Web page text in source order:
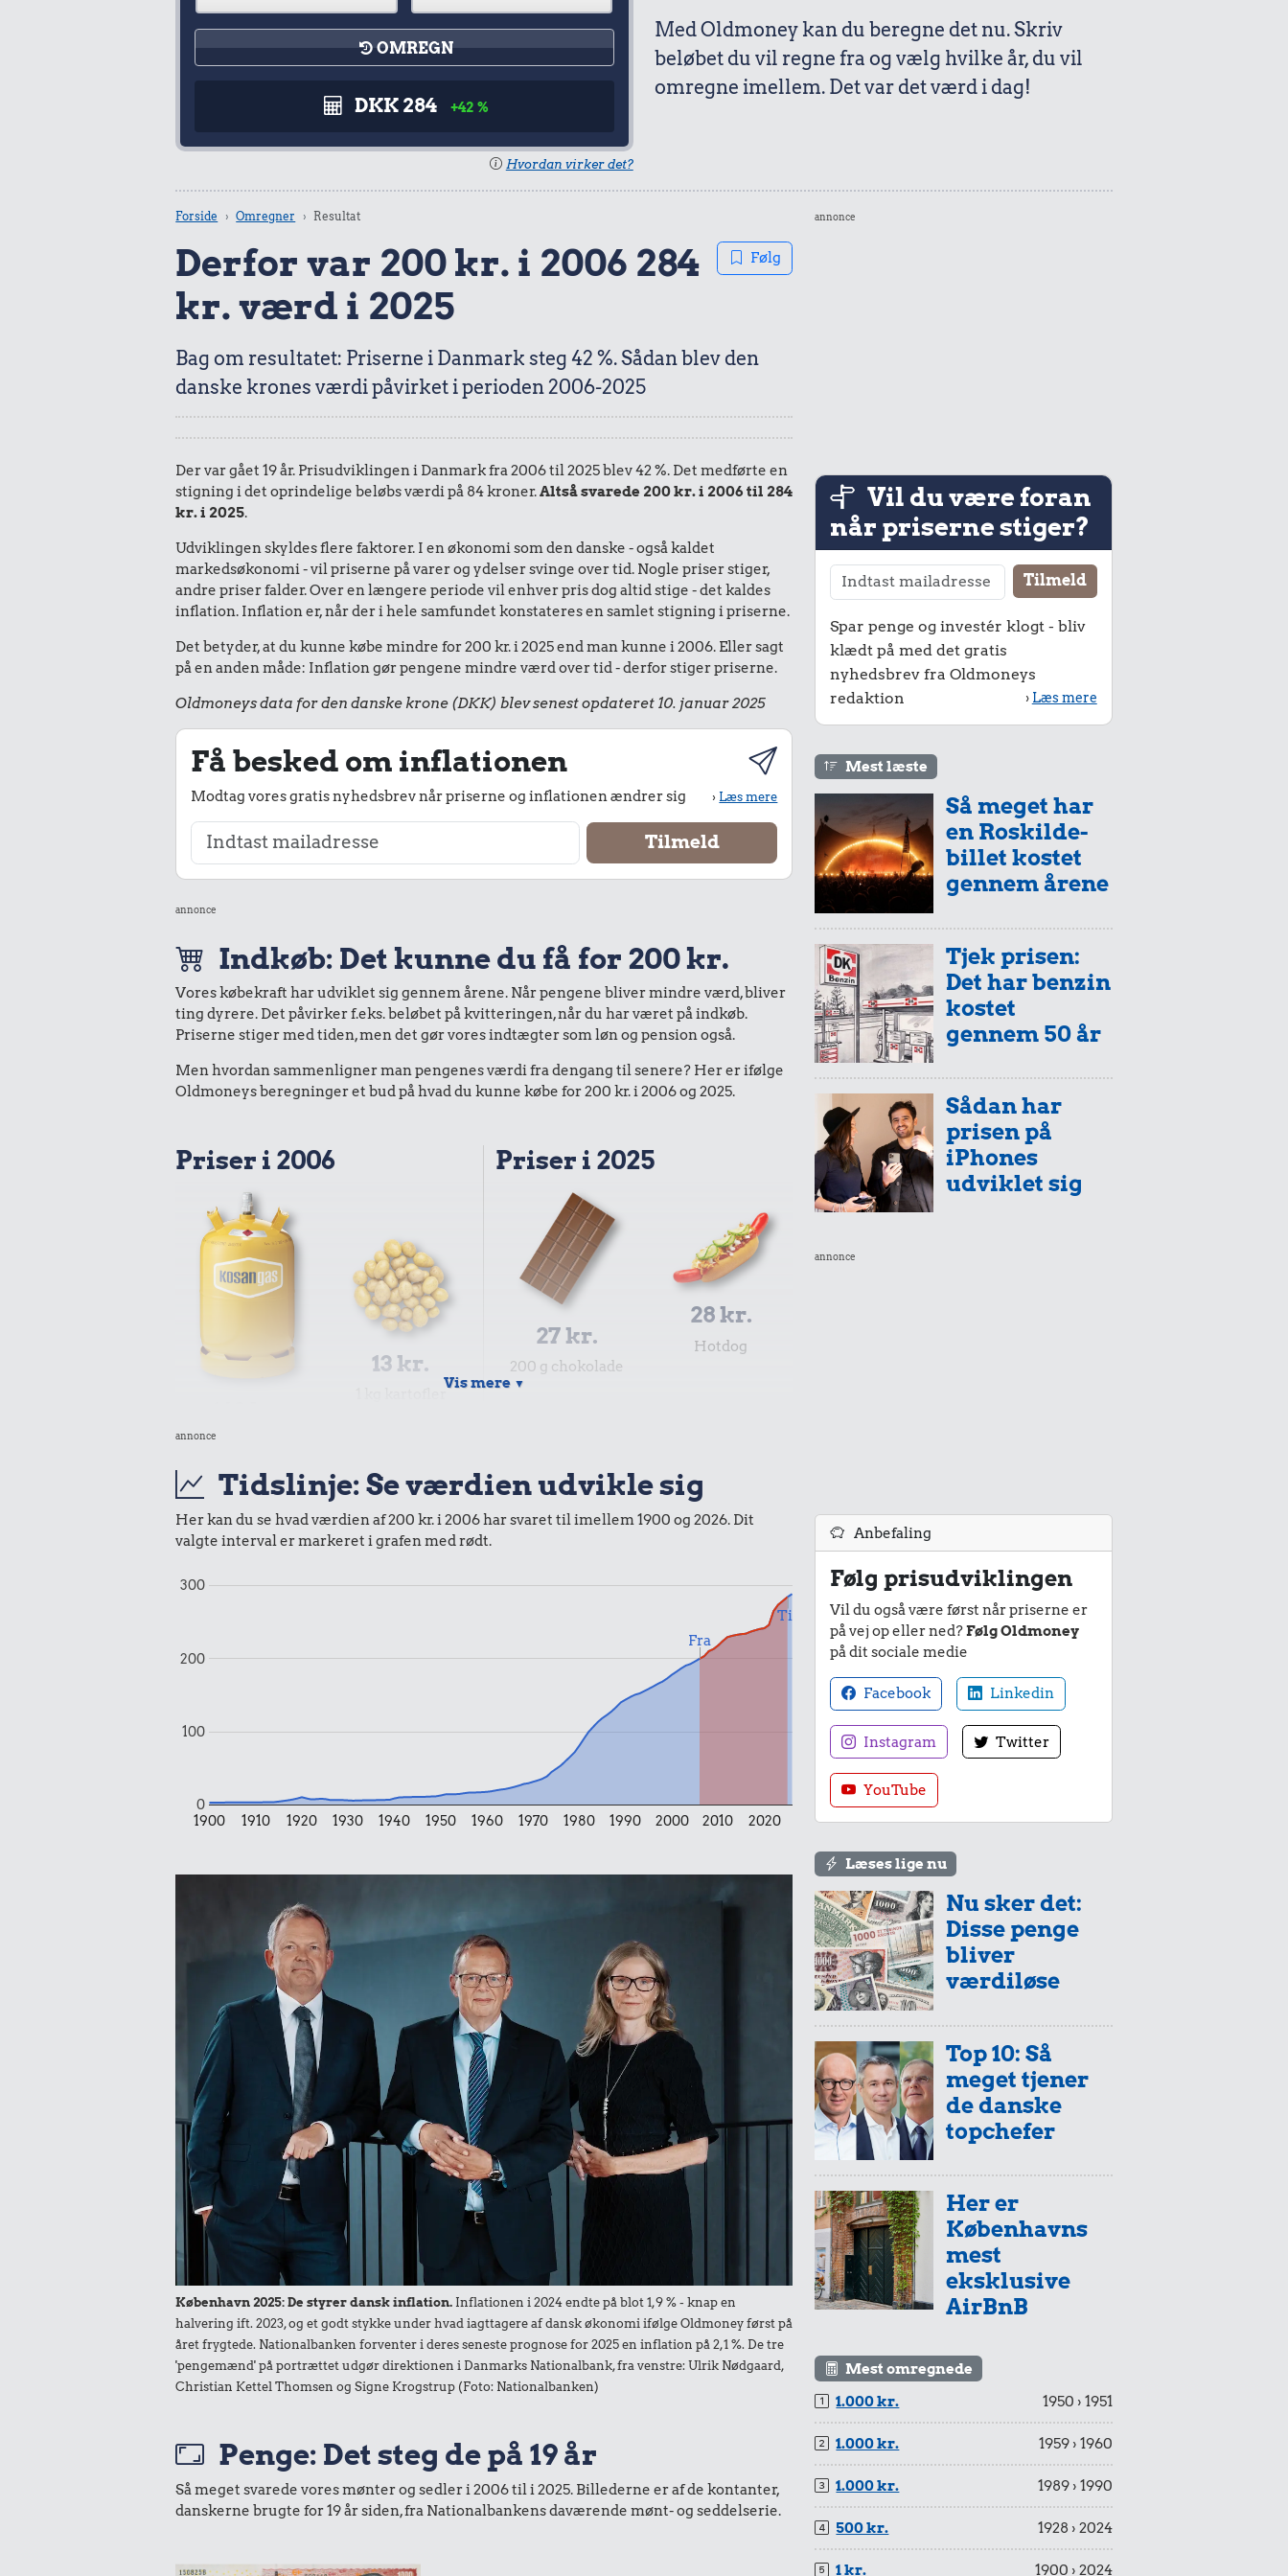
OMREGN
DKK 284 +42 %
Hvordan virker det?
Med Oldmoney kan du beregne det nu. Skriv
beløbet du vil regne fra og vælg hvilke år, du vil
omregne imellem. Det var det værd i dag!
Forside Omregner Resultat
Derfor var 200 kr. i 2006 284
kr. værd i 2025
Følg
Bag om resultatet: Priserne i Danmark steg 42 %. Sådan blev den
danske krones værdi påvirket i perioden 2006-2025
Der var gået 19 år. Prisudviklingen i Danmark fra 2006 til 2025 blev 42 %. Det medførte en
stigning i det oprindelige beløbs værdi på 84 kroner.Altså svarede 200 kr. i 2006 til 284
kr. i 2025.
Udviklingen skyldes flere faktorer. I en økonomi som den danske - også kaldet
markedsøkonomi - vil priserne på varer og ydelser svinge over tid. Nogle priser stiger,
andre priser falder. Over en længere periode vil enhver pris dog altid stige - det kaldes
inflation. Inflation er, når der i hele samfundet konstateres en samlet stigning i priserne.
Det betyder, at du kunne købe mindre for 200 kr. i 2025 end man kunne i 2006. Eller sagt
på en anden måde: Inflation gør pengene mindre værd over tid - derfor stiger priserne.
Oldmoneys data for den danske krone (DKK) blev senest opdateret 10. januar 2025
Få besked om inflationen
Modtag vores gratis nyhedsbrev når priserne og inflationen ændrer sig ›Læs mere
annonce
Indkøb: Det kunne du få for 200 kr.
Vores købekraft har udviklet sig gennem årene. Når pengene bliver mindre værd, bliver
ting dyrere. Det påvirker f.eks. beløbet på kvitteringen, når du har været på indkøb.
Priserne stiger med tiden, men det gør vores indtægter som løn og pension også.
Men hvordan sammenligner man pengenes værdi fra dengang til senere? Her er ifølge
Oldmoneys beregninger et bud på hvad du kunne købe for 200 kr. i 2006 og 2025.
Priser i 2006
13 kr.
Tyggegummi
Priser i 2025
27 kr.
200 g chokolade
28 kr.
Hotdog
35 kr. 19 kr.
1,00 kr.
Tyggegummi 19 kr.
1 kg kartofler
25 kr.
Rugbrød
7,00 kr.
Banan
6,00 kr.
Vis mere ▼
annonce
Tidslinje: Se værdien udvikle sig
Her kan du se hvad værdien af 200 kr. i 2006 har svaret til imellem 1900 og 2026. Dit
valgte interval er markeret i grafen med rødt.
1900 1910 1920 1930 1940 1950 1960 1970 1980 1990 2000 2010 2020
0
100
200
300
Fra
Til
København 2025: De styrer dansk inflation. Inflationen i 2024 endte på blot 1,9 % - knap en
halvering ift. 2023, og et godt stykke under hvad iagttagere af dansk økonomi ifølge Oldmoney først på
året frygtede. Nationalbanken forventer i deres seneste prognose for 2025 en inflation på 2,1 %. De tre
'pengemænd' på portrættet udgør direktionen i Danmarks Nationalbank, fra venstre: Ulrik Nødgaard,
Christian Kettel Thomsen og Signe Krogstrup (Foto: Nationalbanken)
Penge: Det steg de på 19 år
Så meget svarede vores mønter og sedler i 2006 til i 2025. Billederne er af de kontanter,
danskerne brugte for 19 år siden, fra Nationalbankens daværende mønt- og seddelserie.
annonce
Vil du være foran
når priserne stiger?
Spar penge og investér klogt - bliv
klædt på med det gratis
nyhedsbrev fra Oldmoneys
redaktion
› Læs mere
Mest læste
Så meget har
en Roskilde-
billet kostet
gennem årene
Tjek prisen:
Det har benzin
kostet
gennem 50 år
Sådan har
prisen på
iPhones
udviklet sig
annonce
Anbefaling
Følg prisudviklingen
Vil du også være først når priserne er
på vej op eller ned?Følg Oldmoney
på dit sociale medie
Facebook Linkedin
Instagram Twitter
YouTube
Læses lige nu
Nu sker det:
Disse penge
bliver
værdiløse
Top 10: Så
meget tjener
de danske
topchefer
Her er
Københavns
mest
eksklusive
AirBnB
Mest omregnede
1.000 kr.
1950 › 1951
1.000 kr. 1959 › 1960
1.000 kr. 1989 › 1990
500 kr. 1928 › 2024
1 kr. 1900 › 2024